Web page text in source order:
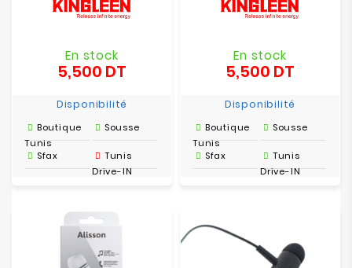
En stock
5,500 DT
Disponibilité
Boutique
Tunis
Sousse
Sfax
Tunis
Drive-IN
En stock
5,500 DT
Disponibilité
Boutique
Tunis
Sousse
Sfax
Tunis
Drive-IN